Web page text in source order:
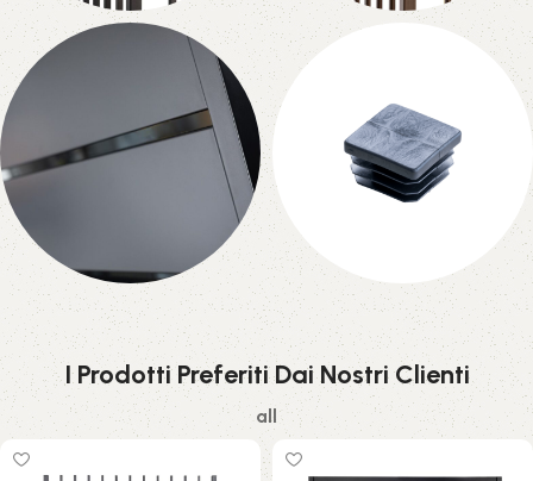
Athena
2 products
Mykonos
Orlando
2 products
Accessori
17 products
I Prodotti Preferiti Dai Nostri Clienti
all